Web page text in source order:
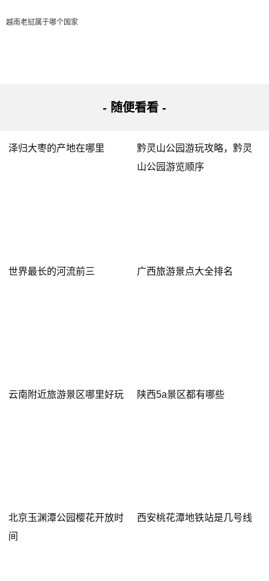
越南老挝属于哪个国家
- 随便看看 -
泽归大枣的产地在哪里
黔灵山公园游玩攻略，黔灵
山公园游览顺序
世界最长的河流前三 广西旅游景点大全排名
云南附近旅游景区哪里好玩 陕西5a景区都有哪些
北京玉渊潭公园樱花开放时
间
西安桃花潭地铁站是几号线